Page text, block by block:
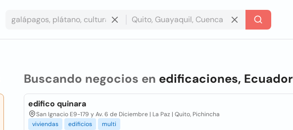
Buscando negocios en edificaciones, Ecuador
edifico quinara
San Ignacio E9-179 y Av. 6 de Diciembre | La Paz | Quito, Pichincha
viviendas
edificios multi